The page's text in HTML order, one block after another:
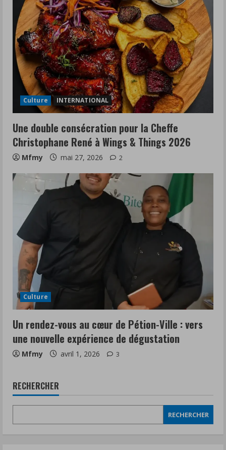
Culture INTERNATIONAL
Une double consécration pour la Cheffe
Christophane René à Wings & Things 2026
Mfmy mai 27, 2026 2
Culture
Un rendez-vous au cœur de Pétion-Ville : vers
une nouvelle expérience de dégustation
Mfmy avril 1, 2026 3
RECHERCHER
RECHERCHER